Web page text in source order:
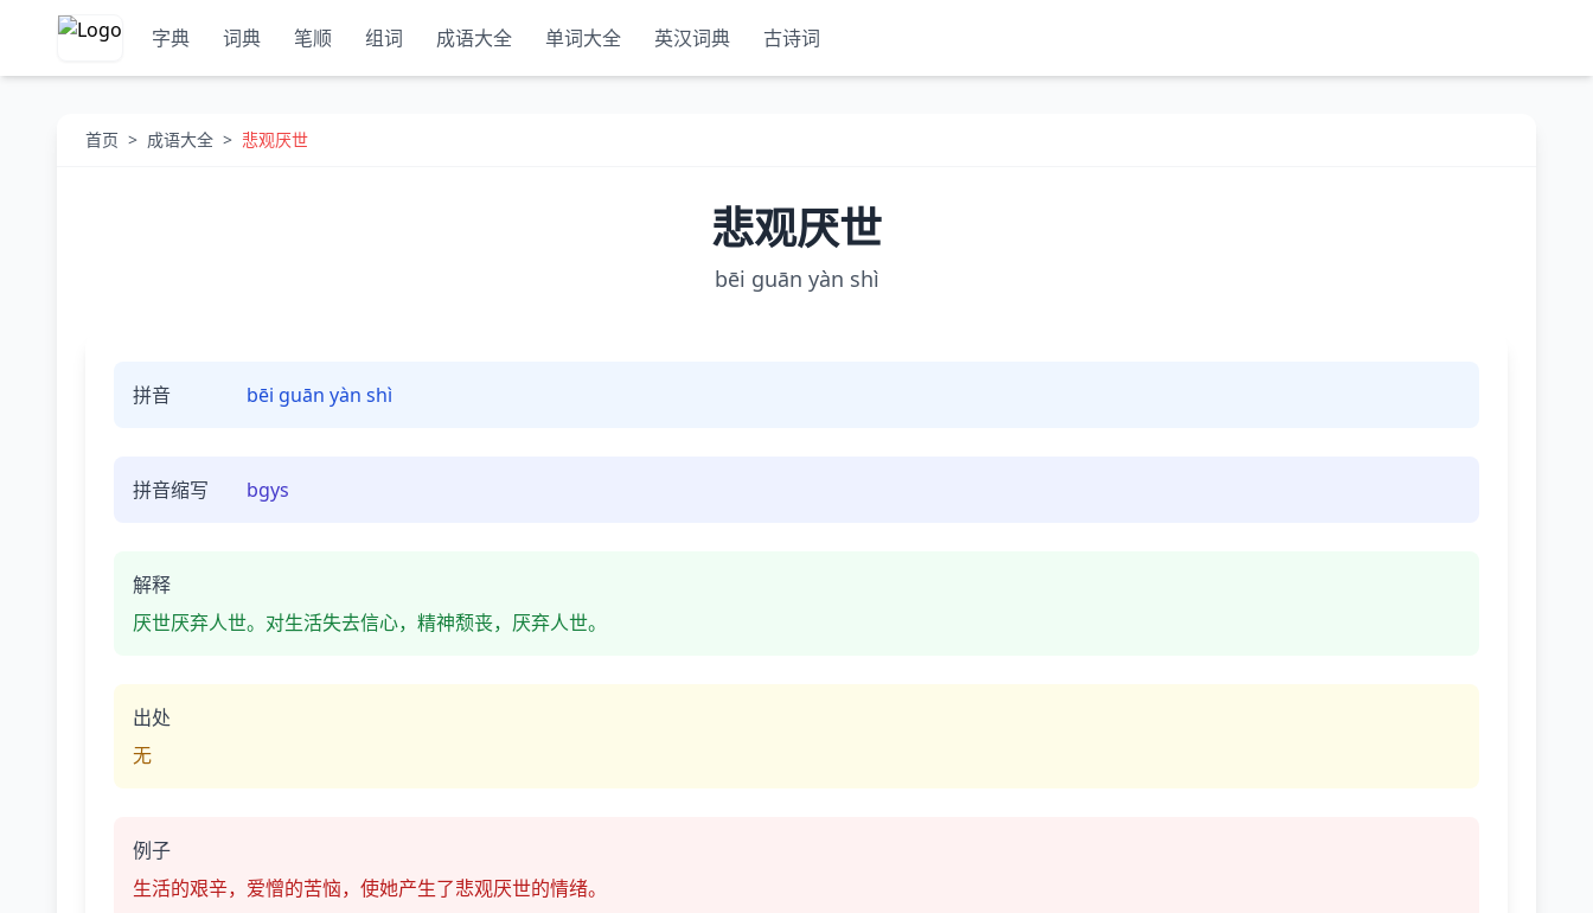
字典 词典 笔顺 组词 成语大全 单词大全 英汉词典 古诗词
首页 > 成语大全 > 悲观厌世
悲观厌世
bēi guān yàn shì
拼音 bēi guān yàn shì
拼音缩写 bgys
解释
厌世厌弃人世。对生活失去信心，精神颓丧，厌弃人世。
出处
无
例子
生活的艰辛，爱憎的苦恼，使她产生了悲观厌世的情绪。